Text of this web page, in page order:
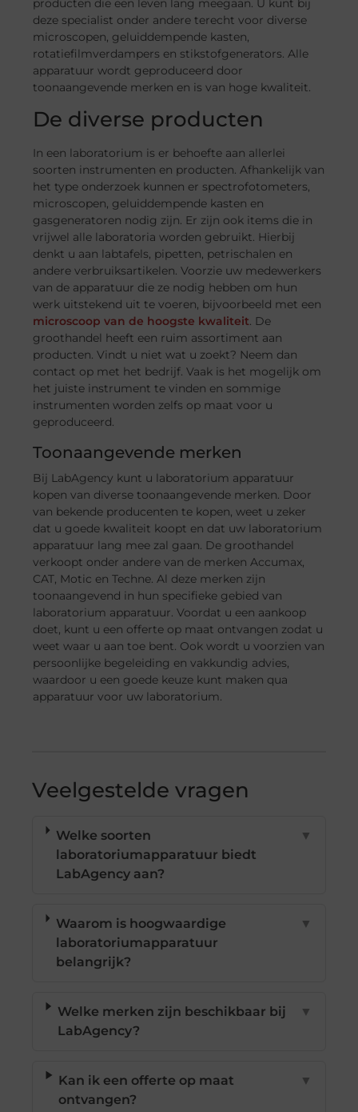
producten die een leven lang meegaan. U kunt bij
deze specialist onder andere terecht voor diverse
microscopen, geluiddempende kasten,
rotatiefilmverdampers en stikstofgenerators. Alle
apparatuur wordt geproduceerd door
toonaangevende merken en is van hoge kwaliteit.
De diverse producten
In een laboratorium is er behoefte aan allerlei
soorten instrumenten en producten. Afhankelijk van
het type onderzoek kunnen er spectrofotometers,
microscopen, geluiddempende kasten en
gasgeneratoren nodig zijn. Er zijn ook items die in
vrijwel alle laboratoria worden gebruikt. Hierbij
denkt u aan labtafels, pipetten, petrischalen en
andere verbruiksartikelen. Voorzie uw medewerkers
van de apparatuur die ze nodig hebben om hun
werk uitstekend uit te voeren, bijvoorbeeld met een
microscoop van de hoogste kwaliteit. De
groothandel heeft een ruim assortiment aan
producten. Vindt u niet wat u zoekt? Neem dan
contact op met het bedrijf. Vaak is het mogelijk om
het juiste instrument te vinden en sommige
instrumenten worden zelfs op maat voor u
geproduceerd.
Toonaangevende merken
Bij LabAgency kunt u laboratorium apparatuur
kopen van diverse toonaangevende merken. Door
van bekende producenten te kopen, weet u zeker
dat u goede kwaliteit koopt en dat uw laboratorium
apparatuur lang mee zal gaan. De groothandel
verkoopt onder andere van de merken Accumax,
CAT, Motic en Techne. Al deze merken zijn
toonaangevend in hun specifieke gebied van
laboratorium apparatuur. Voordat u een aankoop
doet, kunt u een offerte op maat ontvangen zodat u
weet waar u aan toe bent. Ook wordt u voorzien van
persoonlijke begeleiding en vakkundig advies,
waardoor u een goede keuze kunt maken qua
apparatuur voor uw laboratorium.
Veelgestelde vragen
Welke soorten
laboratoriumapparatuur biedt
LabAgency aan?
▼
Waarom is hoogwaardige
laboratoriumapparatuur
belangrijk?
▼
Welke merken zijn beschikbaar bij
LabAgency?
▼
Kan ik een offerte op maat
ontvangen?
▼